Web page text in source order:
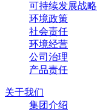
可持续发展战略
环境政策
社会责任
环境经营
公司治理
产品责任
关于我们
集团介绍